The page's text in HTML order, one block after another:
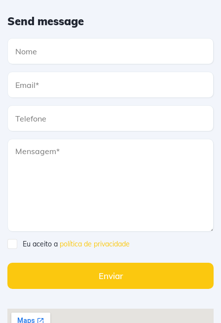
Send message
Eu aceito a política de privacidade
Enviar